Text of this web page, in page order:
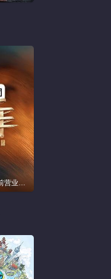
更新20260806超前营业第14期